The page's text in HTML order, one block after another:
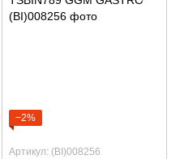
−2%
Артикул: (BI)008256